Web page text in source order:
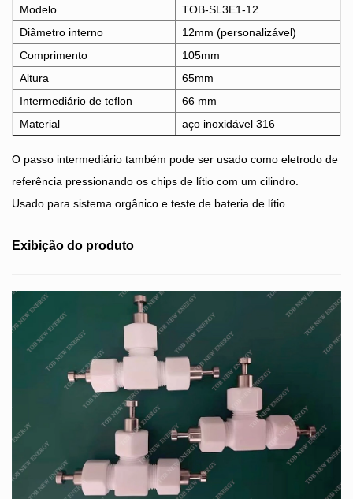
Modelo
TOB-SL3E1-12
Diâmetro interno
12mm (personalizável)
Comprimento
105mm
Altura
65mm
Intermediário de teflon
66 mm
Material
aço inoxidável 316
O passo intermediário também pode ser usado como eletrodo de
referência pressionando os chips de lítio com um cilindro.
Usado para sistema orgânico e teste de bateria de lítio.
Exibição do produto